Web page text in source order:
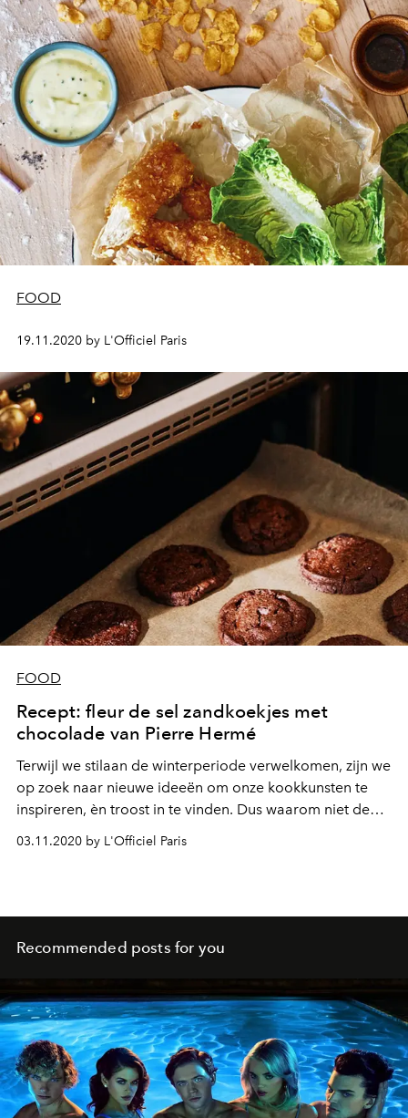
FOOD
19.11.2020 by L'Officiel Paris
FOOD
Recept: fleur de sel zandkoekjes met
chocolade van Pierre Hermé
Terwijl we stilaan de winterperiode verwelkomen, zijn we
op zoek naar nieuwe ideeën om onze kookkunsten te
inspireren, èn troost in te vinden. Dus waarom niet de
onweerstaanbare zandkoekjes van Pierre Hermé zelfs
eens maken?
03.11.2020 by L'Officiel Paris
Recommended posts for you